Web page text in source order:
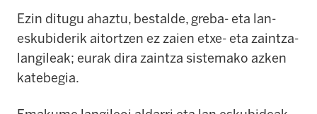
Ezin ditugu ahaztu, bestalde, greba- eta lan-
eskubiderik aitortzen ez zaien etxe- eta zaintza-
langileak; eurak dira zaintza sistemako azken
katebegia.